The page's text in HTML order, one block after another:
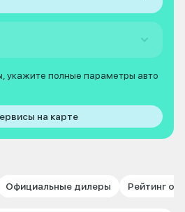
укажите полные параметры авто
на карте
Официальные дилеры Рейтинг